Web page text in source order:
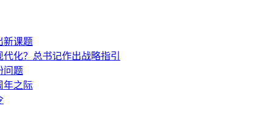
新课题
化？总书记作出战略指引
问题
年之际